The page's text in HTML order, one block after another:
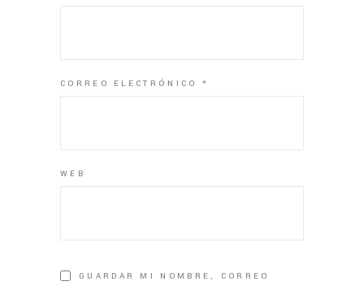
CORREO ELECTRÓNICO *
WEB
GUARDAR MI NOMBRE, CORREO